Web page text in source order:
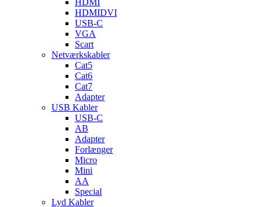
HDMIDVI
USB-C
VGA
Scart
Netværkskabler
Cat5
Cat6
Cat7
Adapter
USB Kabler
USB-C
AB
Adapter
Forlænger
Micro
Mini
AA
Special
Lyd Kabler